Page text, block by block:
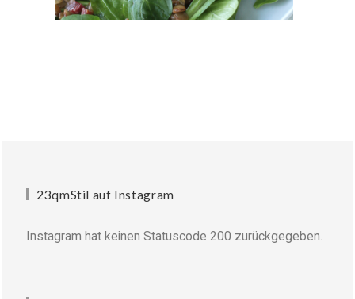
23qmStil auf Instagram
Instagram hat keinen Statuscode 200 zurückgegeben.